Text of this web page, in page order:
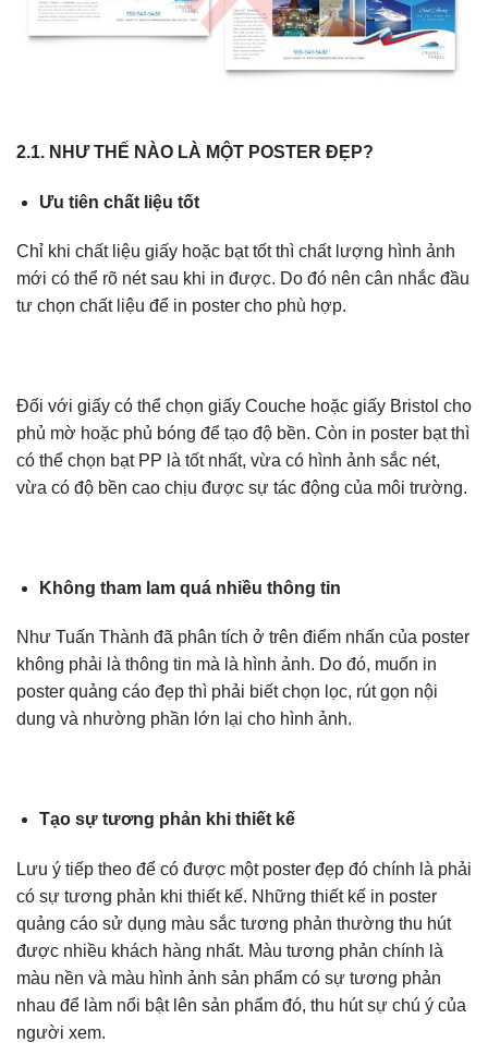
2.1. NHƯ THẾ NÀO LÀ MỘT POSTER ĐẸP?
Ưu tiên chất liệu tốt
Chỉ khi chất liệu giấy hoặc bạt tốt thì chất lượng hình ảnh
mới có thể rõ nét sau khi in được. Do đó nên cân nhắc đầu
tư chọn chất liệu để in poster cho phù hợp.
Đối với giấy có thể chọn giấy Couche hoặc giấy Bristol cho
phủ mờ hoặc phủ bóng để tạo độ bền. Còn in poster bạt thì
có thể chọn bạt PP là tốt nhất, vừa có hình ảnh sắc nét,
vừa có độ bền cao chịu được sự tác động của môi trường.
Không tham lam quá nhiều thông tin
Như Tuấn Thành đã phân tích ở trên điểm nhấn của poster
không phải là thông tin mà là hình ảnh. Do đó, muốn in
poster quảng cáo đẹp thì phải biết chọn lọc, rút gọn nội
dung và nhường phần lớn lại cho hình ảnh.
Tạo sự tương phản khi thiết kế
Lưu ý tiếp theo để có được một poster đẹp đó chính là phải
có sự tương phản khi thiết kế. Những thiết kế in poster
quảng cáo sử dụng màu sắc tương phản thường thu hút
được nhiều khách hàng nhất. Màu tương phản chính là
màu nền và màu hình ảnh sản phẩm có sự tương phản
nhau để làm nổi bật lên sản phẩm đó, thu hút sự chú ý của
người xem.